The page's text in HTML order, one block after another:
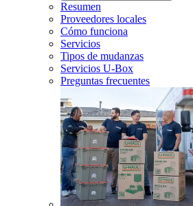
Resumen
Proveedores locales
Cómo funciona
Servicios
Tipos de mudanzas
Servicios U-Box
Preguntas frecuentes